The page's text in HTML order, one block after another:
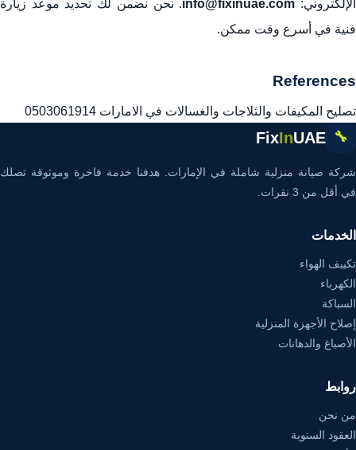
الإلكتروني: info@fixinuae.com. نحن نضمن لك تحديد موعد زيارة
فنية في أسرع وقت ممكن.
References
تصليح المكيفات والثلاجات والغسالات في الامارات 0503061914
🔧
FixInUAE
شركة صيانة منزلية شاملة في الإمارات. هدفنا خدمة فاخرة وموثوقة تصلك
في أقل من 3 نقرات.
الخدمات
تكييف الهواء
الكهرباء
السباكة
إصلاح الأجهزة المنزلية
الأصباغ والدهانات
روابط
من نحن
العقود السنوية